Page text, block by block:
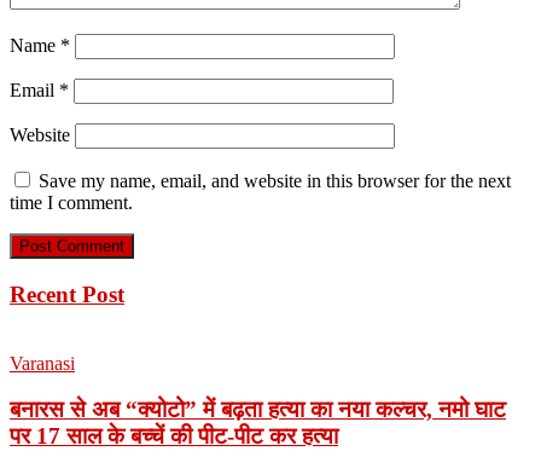
Name *
Email *
Website
Save my name, email, and website in this browser for the next
time I comment.
Recent Post
Varanasi
बनारस से अब “क्योटो” में बढ़ता हत्या का नया कल्चर, नमो घाट
पर 17 साल के बच्चें की पीट-पीट कर हत्या